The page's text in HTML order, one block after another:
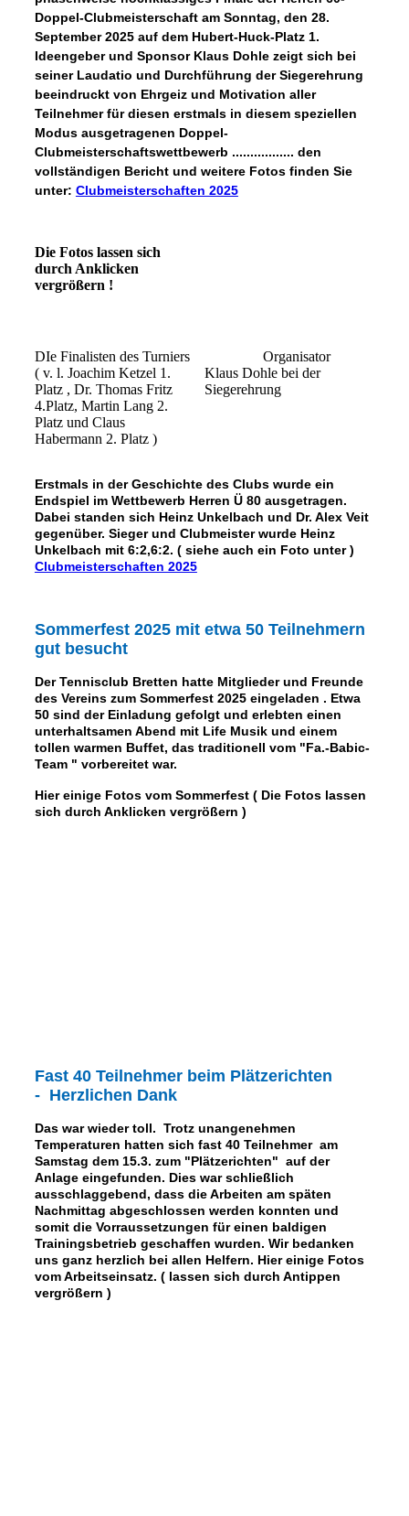
Doppel-Clubmeisterschaft am Sonntag, den 28.
September 2025 auf dem Hubert-Huck-Platz 1.
Ideengeber und Sponsor Klaus Dohle zeigt sich bei
seiner Laudatio und Durchführung der Siegerehrung
beeindruckt von Ehrgeiz und Motivation aller
Teilnehmer für diesen erstmals in diesem speziellen
Modus ausgetragenen Doppel-
Clubmeisterschaftswettbewerb ................. den
vollständigen Bericht und weitere Fotos finden Sie
unter: Clubmeisterschaften 2025
Die Fotos lassen sich
durch Anklicken
vergrößern !
DIe Finalisten des Turniers
( v. l. Joachim Ketzel 1.
Platz , Dr. Thomas Fritz
4.Platz, Martin Lang 2.
Platz und Claus
Habermann 2. Platz )
Organisator
Klaus Dohle bei der
Siegerehrung
Erstmals in der Geschichte des Clubs wurde ein
Endspiel im Wettbewerb Herren Ü 80 ausgetragen.
Dabei standen sich Heinz Unkelbach und Dr. Alex Veit
gegenüber. Sieger und Clubmeister wurde Heinz
Unkelbach mit 6:2,6:2. ( siehe auch ein Foto unter )
Clubmeisterschaften 2025
Sommerfest 2025 mit etwa 50 Teilnehmern
gut besucht
Der Tennisclub Bretten hatte Mitglieder und Freunde
des Vereins zum Sommerfest 2025 eingeladen . Etwa
50 sind der Einladung gefolgt und erlebten einen
unterhaltsamen Abend mit Life Musik und einem
tollen warmen Buffet, das traditionell vom "Fa.-Babic-
Team " vorbereitet war.
Hier einige Fotos vom Sommerfest ( Die Fotos lassen
sich durch Anklicken vergrößern )
Fast 40 Teilnehmer beim Plätzerichten
- Herzlichen Dank
Das war wieder toll. Trotz unangenehmen
Temperaturen hatten sich fast 40 Teilnehmer am
Samstag dem 15.3. zum "Plätzerichten" auf der
Anlage eingefunden. Dies war schließlich
ausschlaggebend, dass die Arbeiten am späten
Nachmittag abgeschlossen werden konnten und
somit die Vorraussetzungen für einen baldigen
Trainingsbetrieb geschaffen wurden. Wir bedanken
uns ganz herzlich bei allen Helfern. Hier einige Fotos
vom Arbeitseinsatz. ( lassen sich durch Antippen
vergrößern )